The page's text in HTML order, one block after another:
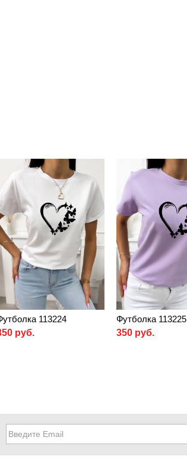
113224
руб.
Футболка 113225
350 руб.